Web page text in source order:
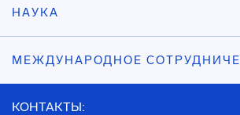
НАУКА
МЕЖДУНАРОДНОЕ
КОНТАКТЫ: